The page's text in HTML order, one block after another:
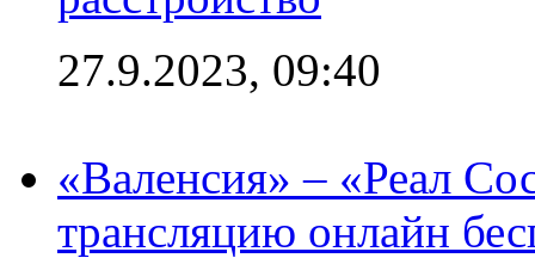
27.9.2023, 09:40
«Валенсия» – «Реал
трансляцию онлайн